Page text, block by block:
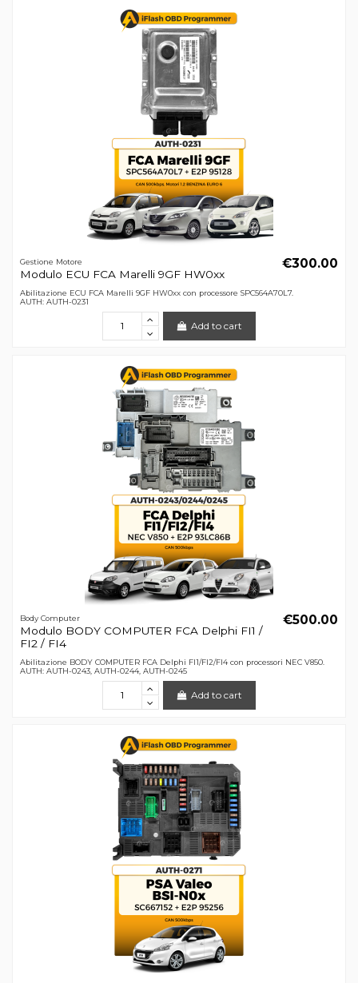
Gestione Motore
Modulo ECU FCA Marelli 9GF HW0xx
€300.00
Abilitazione ECU FCA Marelli 9GF HW0xx con processore SPC564A70L7.
AUTH: AUTH-0231
Add to cart
Body Computer
Modulo BODY COMPUTER FCA Delphi FI1 /
FI2 / FI4
€500.00
Abilitazione BODY COMPUTER FCA Delphi FI1/FI2/FI4 con processori NEC V850.
AUTH: AUTH-0243, AUTH-0244, AUTH-0245
Add to cart